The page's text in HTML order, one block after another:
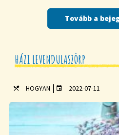
Tovább a
HÁZI LEVENDULASZÖRP
HOGYAN | 2022-07-11